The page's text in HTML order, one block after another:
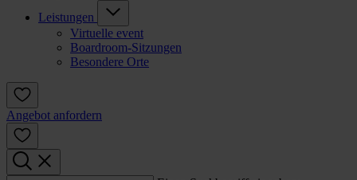
Leistungen
Virtuelle event
Boardroom-Sitzungen
Besondere Orte
Angebot anfordern